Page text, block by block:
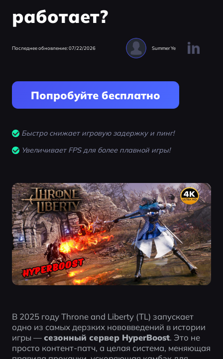
работает?
Последнее обновление: 07/22/2026 Summer Ye
Попробуйте бесплатно
Быстро снижает игровую задержку и пинг!
Увеличивает FPS для более плавной игры!
В 2025 году Throne and Liberty (TL) запускает
одно из самых дерзких нововведений в истории
игры — сезонный сервер HyperBoost. Это не
просто контент-патч, а целая система, меняющая